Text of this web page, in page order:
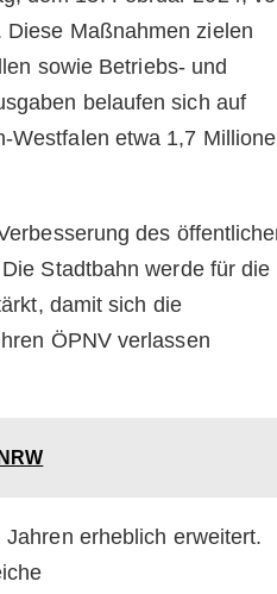
Maßnahmen zielen
sowie Betriebs- und
belaufen sich auf
Westfalen etwa 1,7
des
Stadtbahn werde für die
damit sich die
ÖPNV verlassen
erheblich erweitert.